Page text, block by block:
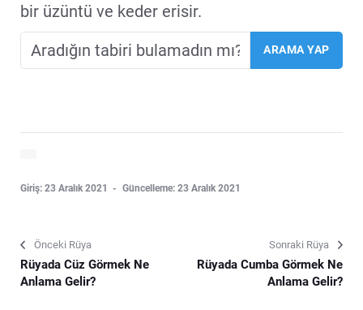
bir üzüntü ve keder erisir.
Giriş: 23 Aralık 2021 Güncelleme: 23 Aralık 2021
Önceki Rüya
Rüyada Cüz Görmek Ne
Anlama Gelir?
Sonraki Rüya
Rüyada Cumba Görmek Ne
Anlama Gelir?